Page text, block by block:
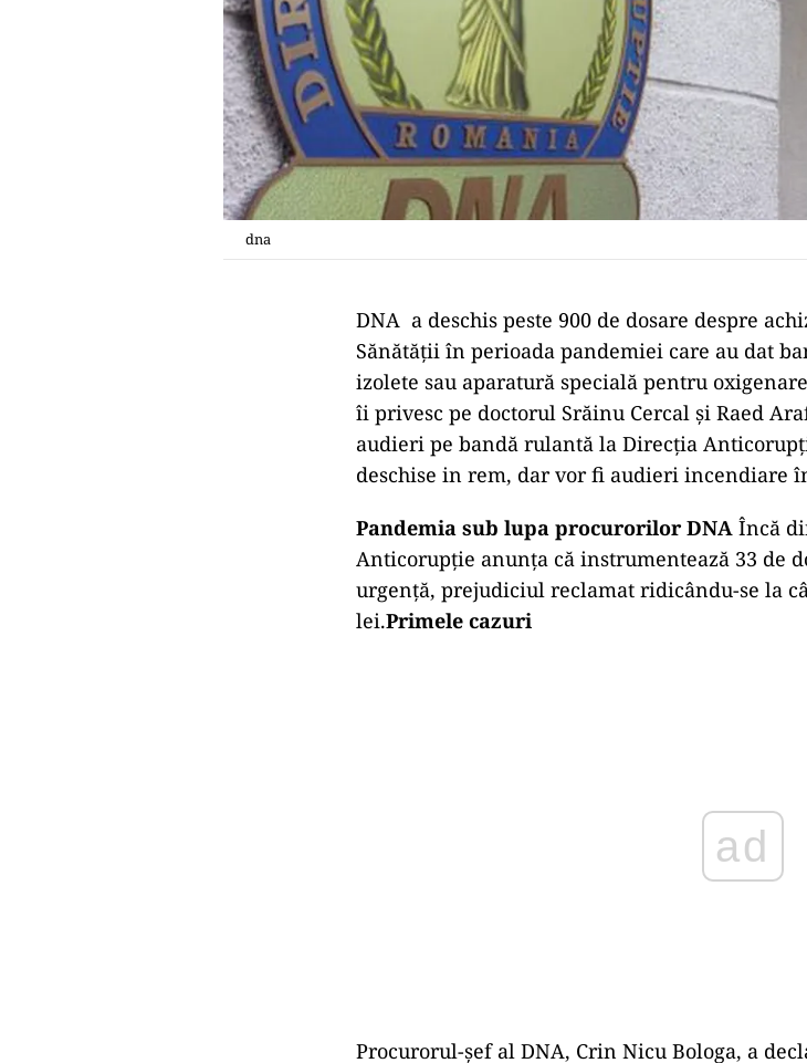
dna
DNA a deschis peste 900 de dosare despre
Sănătății în perioada pandemiei care au dat
izolete sau aparatură specială pentru
îi privesc pe doctorul Srăinu Cercal și Raed
audieri pe bandă rulantă la Direcția
deschise in rem, dar vor fi audieri incendiare
Pandemia sub lupa procurorilor DNA Încă
Anticorupție anunța că instrumentează 33 de
urgență, prejudiciul reclamat ridicându-se la
lei.Primele cazuri
Procurorul-șef al DNA, Crin Nicu Bologa, a